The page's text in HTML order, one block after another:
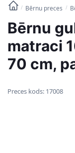
/ Bērnu preces /
Bērnu
matraci
70 cm,
Preces kods: 17008